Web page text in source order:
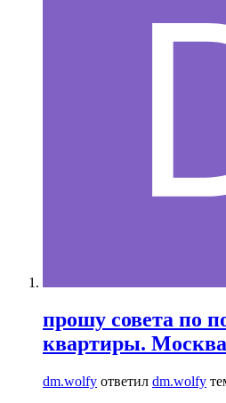
прошу совета по
квартиры. Москва
dm.wolfy ответил dm.wolfy